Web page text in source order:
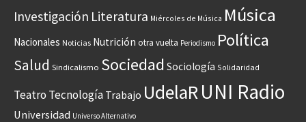
Investigación Literatura Miércoles de Música Música
Nacionales Noticias Nutrición otra vuelta Periodismo Política
Salud Sindicalismo Sociedad Sociología Solidaridad
Teatro Tecnología Trabajo UdelaR UNI Radio
Universidad Universo Alternativo